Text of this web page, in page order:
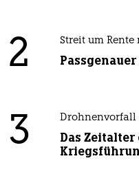
2 Streit um Rente
3 Drohnenvorfall
Das